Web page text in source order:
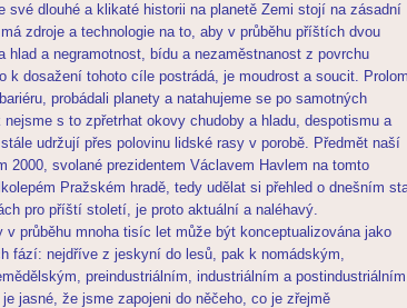
své dlouhé a klikaté historii na planetě Zemi stojí na zásadní
zdroje a technologie na to, aby v průběhu příštích dvou
hlad a negramotnost, bídu a nezaměstnanost z povrchu
k dosažení tohoto cíle postrádá, je moudrost a soucit.
probádali planety a natahujeme se po samotných
nejsme s to zpřetrhat okovy chudoby a hladu, despotismu a
udržují přes polovinu lidské rasy v porobě. Předmět naší
2000, svolané prezidentem Václavem Havlem na tomto
Pražském hradě, tedy udělat si přehled o dnešním
pro příští století, je proto aktuální a naléhavý.
v průběhu mnoha tisíc let může být konceptualizována jako
fází: nejdříve z jeskyní do lesů, pak k nomádským,
preindustriálním, industriálním a postindustriálním
jasné, že jsme zapojeni do něčeho, co je zřejmě